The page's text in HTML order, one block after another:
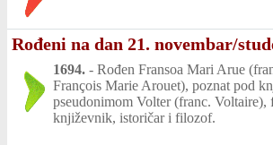
Rođeni na dan 21. novembar/
1694. - Rođen Fransoa Mari Arue
François Marie Arouet), poznat pod
pseudonimom Volter (franc. Voltaire),
književnik, istoričar i filozof.